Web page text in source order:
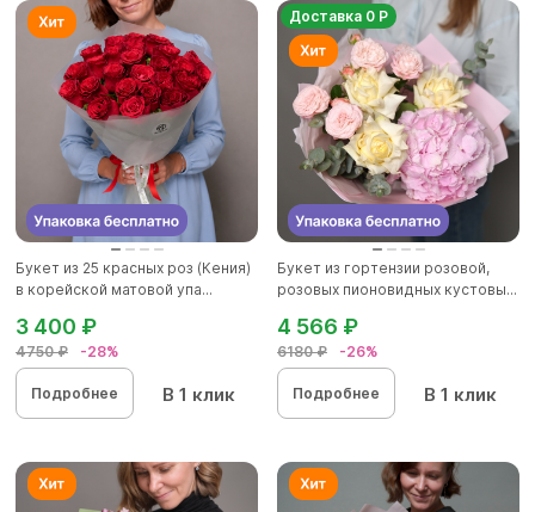
Букет из 25 красных роз (Кения)
в корейской матовой упа...
4750 ₽ -28%
3 400 ₽
Подробнее В 1 клик
Доставка 0 Р
Букет из гортензии розовой,
розовых пионовидных кустовы...
6180 ₽ -26%
4 566 ₽
Подробнее В 1 клик